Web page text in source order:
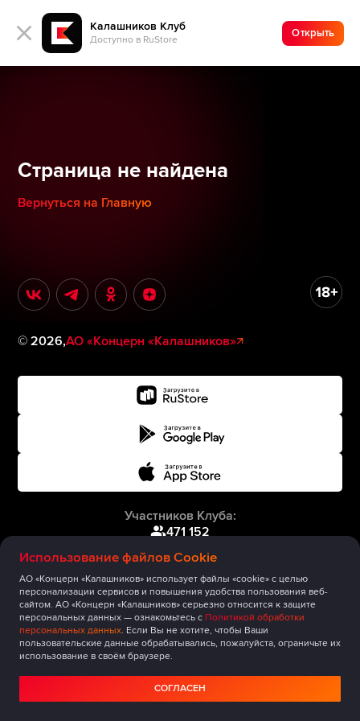
Калашников Клуб
Доступно в RuStore
Открыть
Использование файлов Cookie
АО «Концерн «Калашников» использует файлы «cookie» с целью
персонализации сервисов и повышения удобства пользования веб-
сайтом. АО «Концерн «Калашников» серьезно относится к защите
персональных данных — ознакомьтесь с Политикой обработки
персональных данных. Если Вы не хотите, чтобы Ваши
пользовательские данные обрабатывались, пожалуйста, ограничьте их
использование в своём браузере.
СОГЛАСЕН
Страница не найдена
Вернуться на Главную
©2026,АО «Концерн «Калашников»
Участников Клуба:
471 152